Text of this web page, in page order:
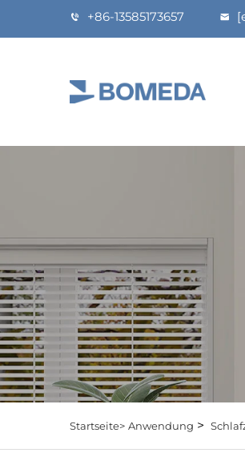
+86-13585173657
Startseite> Anwendung >